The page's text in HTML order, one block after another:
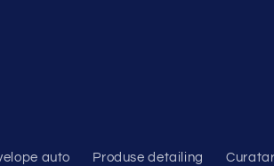
auto Produse detailing